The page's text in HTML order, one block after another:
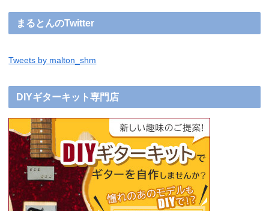
まるとんのTwitter
Tweets by malton_shm
DIYギターキット専門店